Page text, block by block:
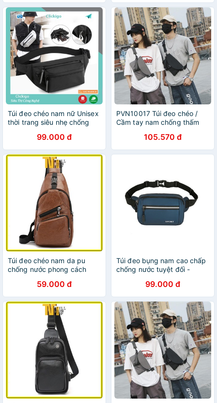
Túi đeo chéo nam nữ Unisex
thời trang siêu nhẹ chống
99.000 đ
PVN10017 Túi đeo chéo /
Cầm tay nam chống thấm
105.570 đ
Túi đeo chéo nam da pu
chống nước phong cách
59.000 đ
Túi đeo bụng nam cao chấp
chống nước tuyệt đối -
99.000 đ